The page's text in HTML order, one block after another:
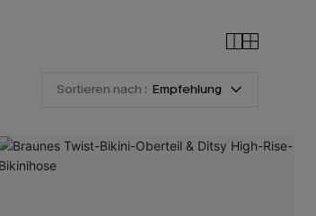
Sortieren nach : Empfehlung